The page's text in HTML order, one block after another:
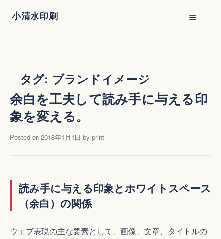
小清水印刷 ≡
タグ: ブランドイメージ
余白を工夫して読み手に与える印
象を変える。
Posted on 2018年1月1日 by print
読み手に与える印象とホワイトスペース
（余白）の関係
ウェブ表現の主な要素として、画像、文章、タイトルの